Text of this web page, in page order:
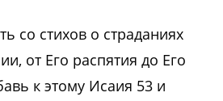
со стихов о страданиях
от Его распятия до Его
к этому Исаия 53 и